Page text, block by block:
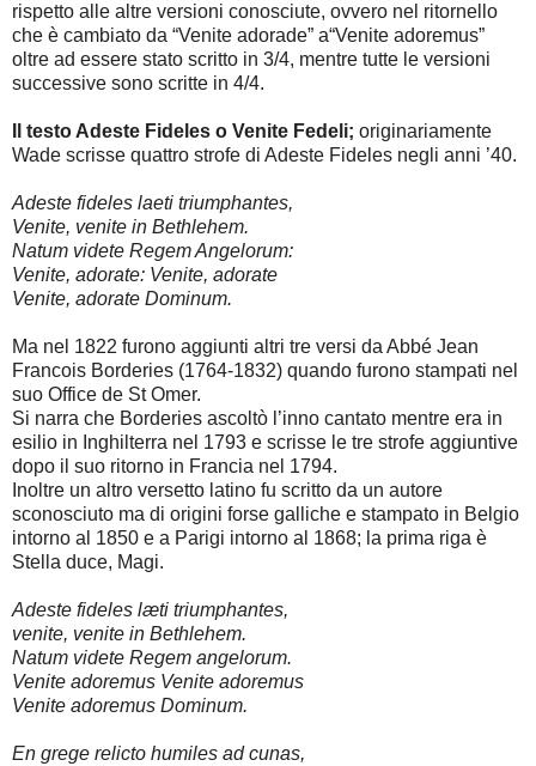
rispetto alle altre versioni conosciute, ovvero nel ritornello
che è cambiato da “Venite adorade” a“Venite adoremus”
oltre ad essere stato scritto in 3/4, mentre tutte le versioni
successive sono scritte in 4/4.
Il testo Adeste Fideles o Venite Fedeli; originariamente
Wade scrisse quattro strofe di Adeste Fideles negli anni ’40.
Adeste fideles laeti triumphantes,
Venite, venite in Bethlehem.
Natum videte Regem Angelorum:
Venite, adorate: Venite, adorate
Venite, adorate Dominum.
Ma nel 1822 furono aggiunti altri tre versi da Abbé Jean
Francois Borderies (1764-1832) quando furono stampati nel
suo Office de St Omer.
Si narra che Borderies ascoltò l’inno cantato mentre era in
esilio in Inghilterra nel 1793 e scrisse le tre strofe aggiuntive
dopo il suo ritorno in Francia nel 1794.
Inoltre un altro versetto latino fu scritto da un autore
sconosciuto ma di origini forse galliche e stampato in Belgio
intorno al 1850 e a Parigi intorno al 1868; la prima riga è
Stella duce, Magi.
Adeste fideles læti triumphantes,
venite, venite in Bethlehem.
Natum videte Regem angelorum.
Venite adoremus Venite adoremus
Venite adoremus Dominum.
En grege relicto humiles ad cunas,